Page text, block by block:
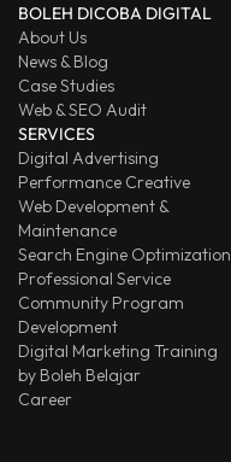
BOLEH DICOBA DIGITAL
About Us
News & Blog
Case Studies
Web & SEO Audit
SERVICES
Digital Advertising
Performance Creative
Web Development &
Maintenance
Search Engine Optimization
Professional Service
Community Program
Development
Digital Marketing Training
by Boleh Belajar
Career